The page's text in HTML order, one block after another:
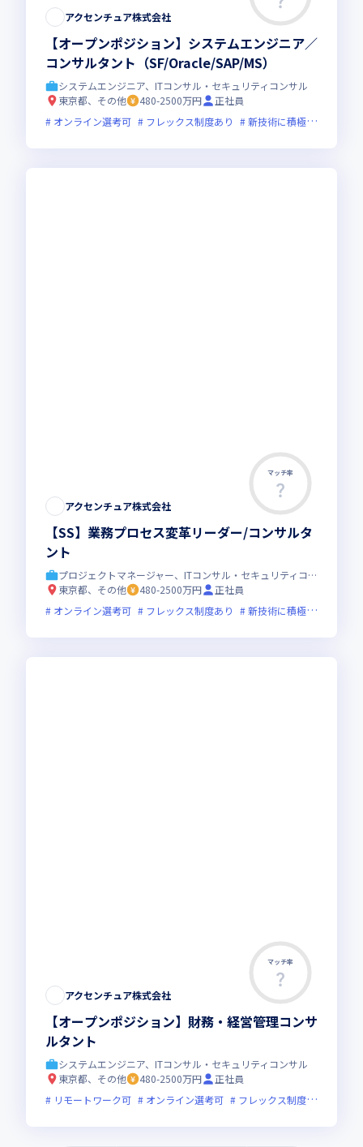
アクセンチュア株式会社
【オープンポジション】システムエンジニア／
コンサルタント（SF/Oracle/SAP/MS）
システムエンジニア、ITコンサル・セキュリティコンサル
東京都、その他
480-2500万円
正社員
オンライン選考可
フレックス制度あり 新技術に積極的
マッチ率
アクセンチュア株式会社
【SS】業務プロセス変革リーダー/コンサルタ
ント
プロジェクトマネージャー、ITコンサル・セキュリティコンサル
東京都、その他
480-2500万円
正社員
オンライン選考可
フレックス制度あり 新技術に積極的
マッチ率
アクセンチュア株式会社
【オープンポジション】財務・経営管理コンサ
ルタント
システムエンジニア、ITコンサル・セキュリティコンサル
東京都、その他
480-2500万円
正社員
リモートワーク可
オンライン選考可 フレックス制度あり